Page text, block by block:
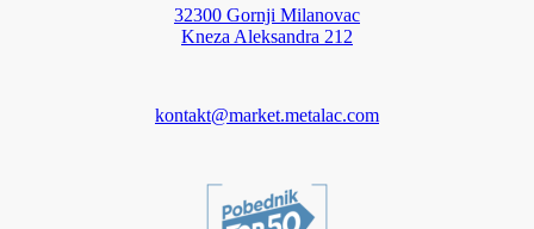
32300 Gornji Milanovac
Kneza Aleksandra 212
kontakt@market.metalac.com